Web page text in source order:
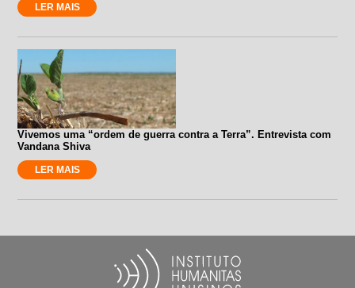
LER MAIS
Vivemos uma “ordem de guerra contra a Terra”. Entrevista com
Vandana Shiva
LER MAIS